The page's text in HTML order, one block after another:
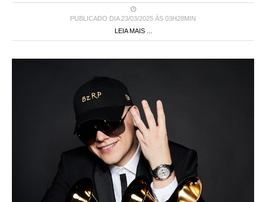
PUBLICADO DIA 23/03/2025 ÀS 03H28MIN
LEIA MAIS ...